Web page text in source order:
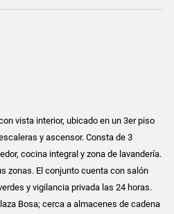
vista interior, ubicado en un 3er piso
y ascensor. Consta de 3
cocina integral y zona de lavandería.
zonas. El conjunto cuenta con salón
y vigilancia privada las 24 horas.
Bosa; cerca a almacenes de cadena